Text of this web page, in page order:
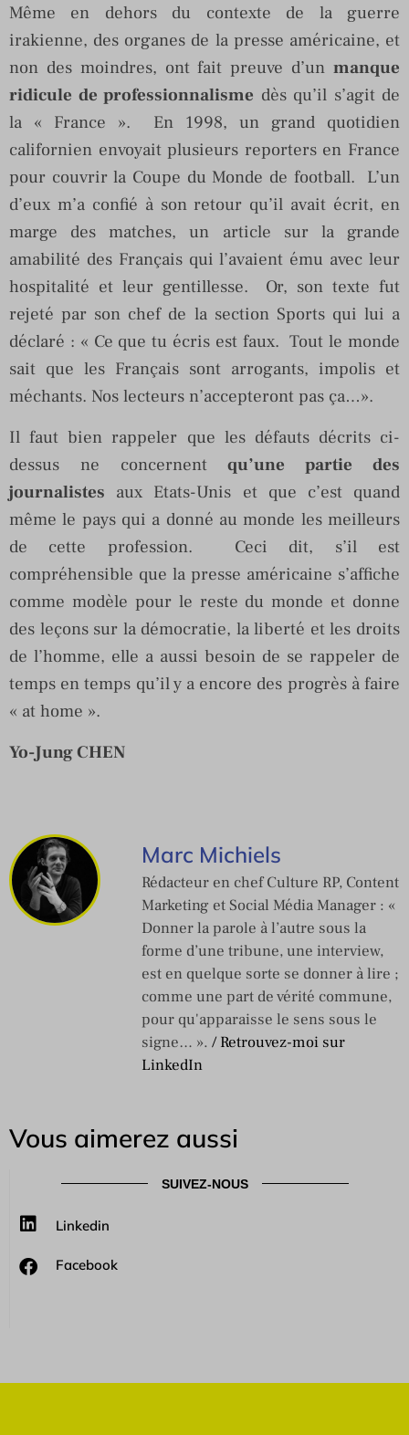
Même en dehors du contexte de la guerre
irakienne, des organes de la presse américaine, et
non des moindres, ont fait preuve d’un manque
ridicule de professionnalisme dès qu’il s’agit de
la « France ». En 1998, un grand quotidien
californien envoyait plusieurs reporters en France
pour couvrir la Coupe du Monde de football. L’un
d’eux m’a confié à son retour qu’il avait écrit, en
marge des matches, un article sur la grande
amabilité des Français qui l’avaient ému avec leur
hospitalité et leur gentillesse. Or, son texte fut
rejeté par son chef de la section Sports qui lui a
déclaré : « Ce que tu écris est faux. Tout le monde
sait que les Français sont arrogants, impolis et
méchants. Nos lecteurs n’accepteront pas ça…».
Il faut bien rappeler que les défauts décrits ci-
dessus ne concernentqu’une partie des
journalistes aux Etats-Unis et que c’est quand
même le pays qui a donné au monde les meilleurs
de cette profession. Ceci dit, s’il est
compréhensible que la presse américaine s’affiche
comme modèle pour le reste du monde et donne
des leçons sur la démocratie, la liberté et les droits
de l’homme, elle a aussi besoin de se rappeler de
temps en temps qu’il y a encore des progrès à faire
« at home ».
Yo-Jung CHEN
Marc Michiels
Rédacteur en chef Culture RP, Content
Marketing et Social Média Manager : «
Donner la parole à l’autre sous la
forme d’une tribune, une interview,
est en quelque sorte se donner à lire ;
comme une part de vérité commune,
pour qu'apparaisse le sens sous le
signe… ». / Retrouvez-moi sur
LinkedIn
Vous aimerez aussi
SUIVEZ-NOUS
Linkedin
Facebook